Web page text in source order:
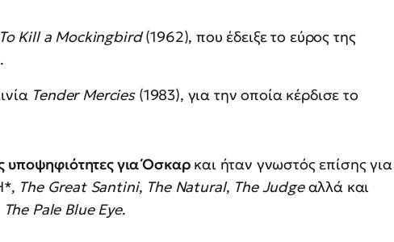
ToKillaMockingbird(1962), που έδειξε το εύρος της
TenderMercies(1983), για την οποία κέρδισε το
υποψηφιότητες για Όσκαρκαι ήταν γνωστός επίσης για
TheGreatSantini, TheNatural, TheJudgeαλλά και
ThePaleBlueEye.